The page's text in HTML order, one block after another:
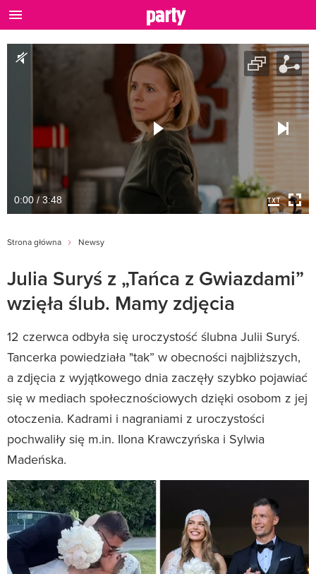
0:00 / 3:48
Strona główna Newsy
Julia Suryś z „Tańca z Gwiazdami”
wzięła ślub. Mamy zdjęcia
12 czerwca odbyła się uroczystość ślubna Julii Suryś.
Tancerka powiedziała "tak” w obecności najbliższych,
a zdjęcia z wyjątkowego dnia zaczęły szybko pojawiać
się w mediach społecznościowych dzięki osobom z jej
otoczenia. Kadrami i nagraniami z uroczystości
pochwaliły się m.in. Ilona Krawczyńska i Sylwia
Madeńska.